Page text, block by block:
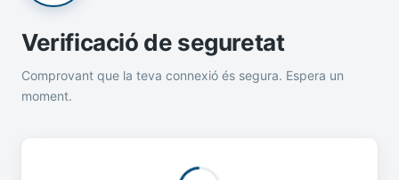
Verificació de seguretat
Comprovant que la teva connexió és segura. Espera un
moment.